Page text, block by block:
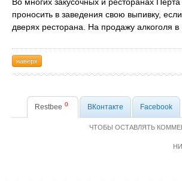
проносить в заведения свою выпивку,
дверях ресторана. На продажу алкоголя
наверх
Restbee 0 ВКонтакте Facebook
ЧТОБЫ ОСТАВЛЯТЬ